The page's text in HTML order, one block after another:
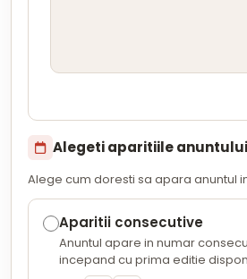
Alegeti aparitiile anuntului
Alege cum doresti sa apara anuntul
Aparitii consecutive
Anuntul apare in numar
incepand cu prima editie